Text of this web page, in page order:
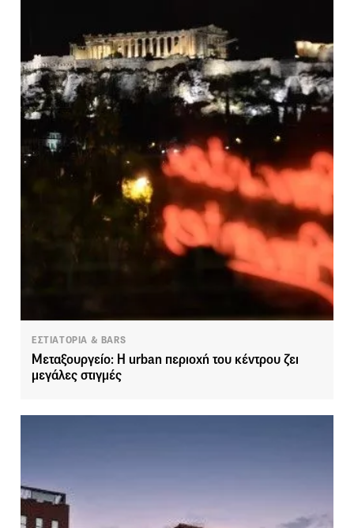
ΕΣΤΙΑΤΟΡΙΑ & BARS
Μεταξουργείο: Η urban περιοχή του κέντρου ζει
μεγάλες στιγμές